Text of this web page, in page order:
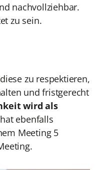
nachvollziehbar.
zu sein.
zu respektieren,
und fristgerecht
wird als
ebenfalls
Meeting 5